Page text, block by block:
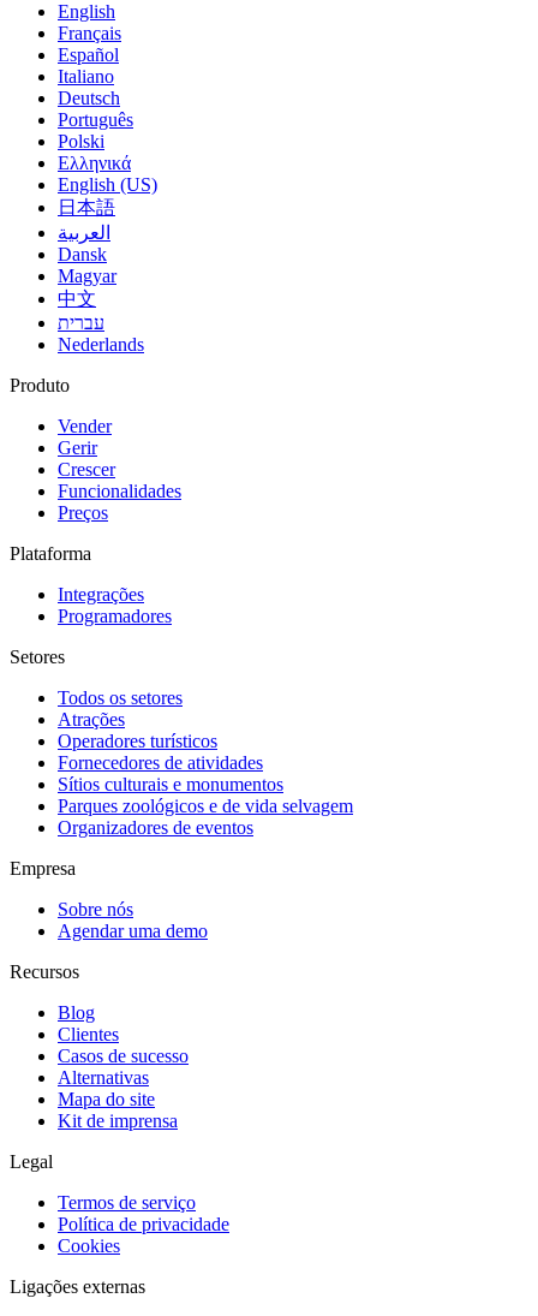
English
Français
Español
Italiano
Deutsch
Português
Polski
Ελληνικά
English (US)
日本語
العربية
Dansk
Magyar
中文
עברית
Nederlands
Produto
Vender
Gerir
Crescer
Funcionalidades
Preços
Plataforma
Integrações
Programadores
Setores
Todos os setores
Atrações
Operadores turísticos
Fornecedores de atividades
Sítios culturais e monumentos
Parques zoológicos e de vida selvagem
Organizadores de eventos
Empresa
Sobre nós
Agendar uma demo
Recursos
Blog
Clientes
Casos de sucesso
Alternativas
Mapa do site
Kit de imprensa
Legal
Termos de serviço
Política de privacidade
Cookies
Ligações externas